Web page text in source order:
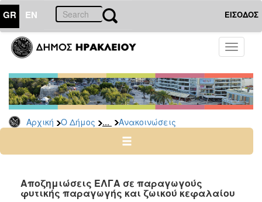
GR EN ΕΙΣΟΔΟΣ
Toggle
Αρχική Ο Δήμος ... Ανακοινώσεις
ΔΗΜΟΣ
Υπηρεσίες
&
Φορείς
Δημοτικές
Υπηρεσίες
Ηλεκτρονική
Διακυβέρνηση
Αποζημιώσεις ΕΛΓΑ σε παραγωγούς
φυτικής παραγωγής και ζωικού κεφαλαίου